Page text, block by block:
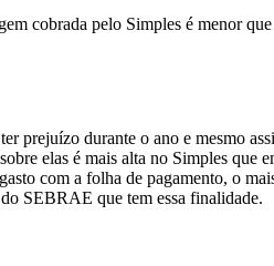
cobrada pelo Simples é menor
prejuízo durante o ano e mesmo
elas é mais alta no Simples
com a folha de pagamento, o
SEBRAE que tem essa finalidade.